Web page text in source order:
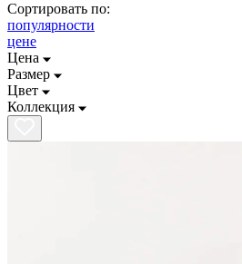
Сортировать по:
популярности
цене
Цена
Размер
Цвет
Коллекция